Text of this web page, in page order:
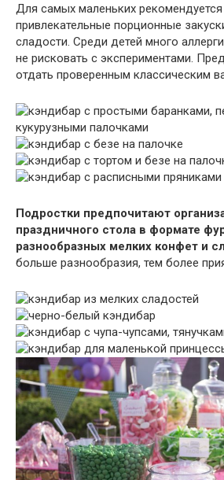
Для самых маленьких рекомендуется
привлекательные порционные
сладости. Среди детей много
не рисковать с экспериментами.
отдать проверенным классическим
Подростки предпочитают
праздничного стола в формате
разнообразных мелких конфет и
больше разнообразия, тем более